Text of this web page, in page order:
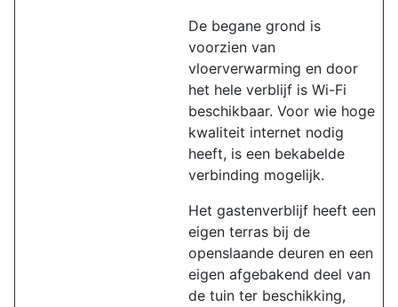
De begane grond is
voorzien van
vloerverwarming en door
het hele verblijf is Wi-Fi
beschikbaar. Voor wie hoge
kwaliteit internet nodig
heeft, is een bekabelde
verbinding mogelijk.
Het gastenverblijf heeft een
eigen terras bij de
openslaande deuren en een
eigen afgebakend deel van
de tuin ter beschikking,